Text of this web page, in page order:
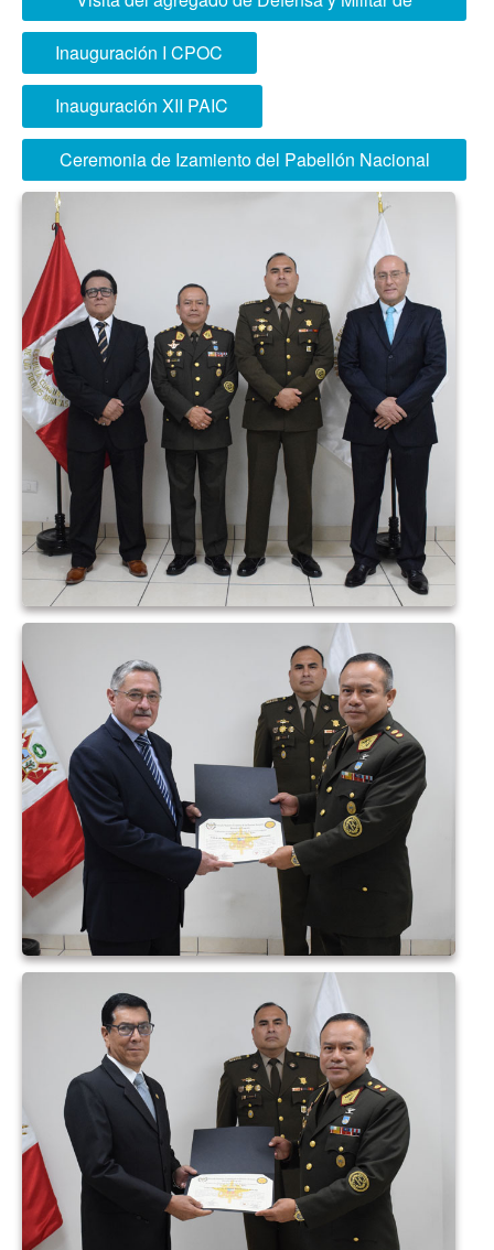
Brasil
Inauguración I CPOC
Inauguración XII PAIC
Ceremonia de Izamiento del Pabellón Nacional